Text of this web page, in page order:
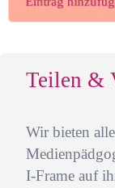
Teilen &
Wir bieten
I-Frame auf